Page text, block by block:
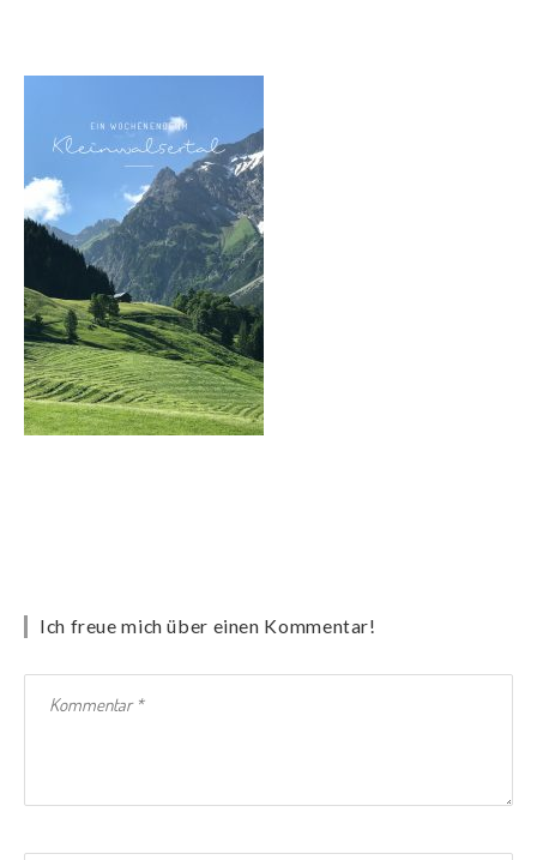
Ich freue mich über einen Kommentar!